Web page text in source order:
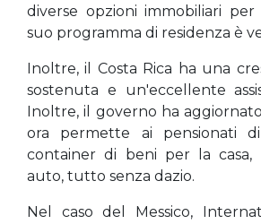
diverse opzioni immobiliari
suo programma di residenza è
Inoltre, il Costa Rica ha una
sostenuta e un'eccellente
Inoltre, il governo ha
ora permette ai pensionati
container di beni per la casa,
auto, tutto senza dazio.
Nel caso del Messico,